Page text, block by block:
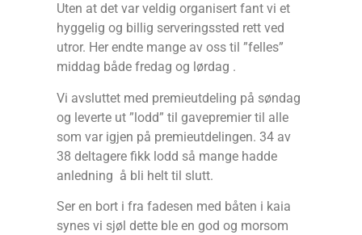
Uten at det var veldig organisert fant vi et
hyggelig og billig serveringssted rett ved
utror. Her endte mange av oss til ”felles”
middag både fredag og lørdag .
Vi avsluttet med premieutdeling på søndag
og leverte ut ”lodd” til gavepremier til alle
som var igjen på premieutdelingen. 34 av
38 deltagere fikk lodd så mange hadde
anledning å bli helt til slutt.
Ser en bort i fra fadesen med båten i kaia
synes vi sjøl dette ble en god og morsom